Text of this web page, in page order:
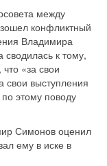
между
конфликтный
Владимира
сводилась к тому,
«за свои
свои выступления
этому поводу
Симонов оценил
ему в иске в